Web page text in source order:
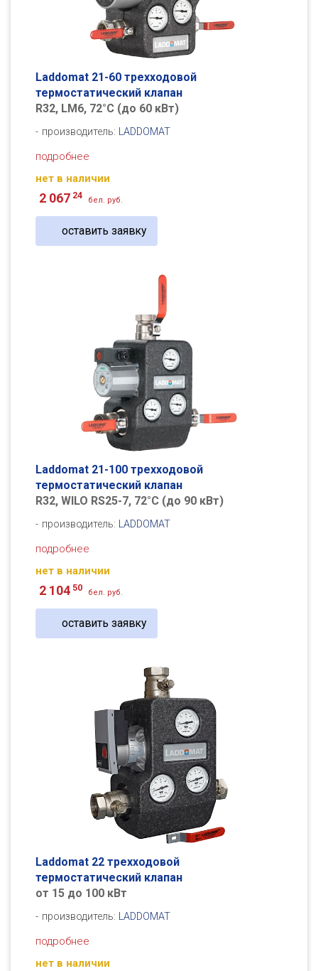
Laddomat 21-60 трехходовой
термостатический клапан
R32, LM6, 72°С (до 60 кВт)
производитель: LADDOMAT
подробнее
нет в наличии
2 067 24 бел. руб.
оставить заявку
Laddomat 21-100 трехходовой
термостатический клапан
R32, WILO RS25-7, 72°C (до 90 кВт)
производитель: LADDOMAT
подробнее
нет в наличии
2 104 50 бел. руб.
оставить заявку
Laddomat 22 трехходовой
термостатический клапан
от 15 до 100 кВт
производитель: LADDOMAT
подробнее
нет в наличии